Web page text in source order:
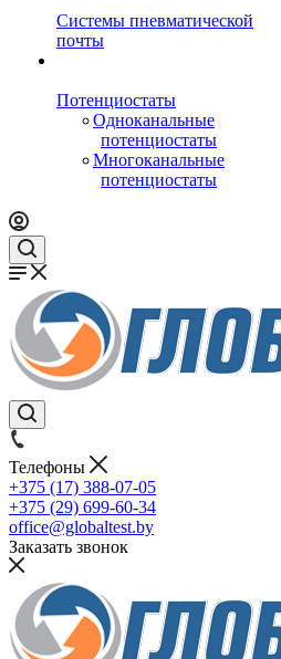
Системы пневматической
почты
Потенциостаты
Одноканальные
потенциостаты
Многоканальные
потенциостаты
Телефоны
+375 (17) 388-07-05
+375 (29) 699-60-34
office@globaltest.by
Заказать звонок